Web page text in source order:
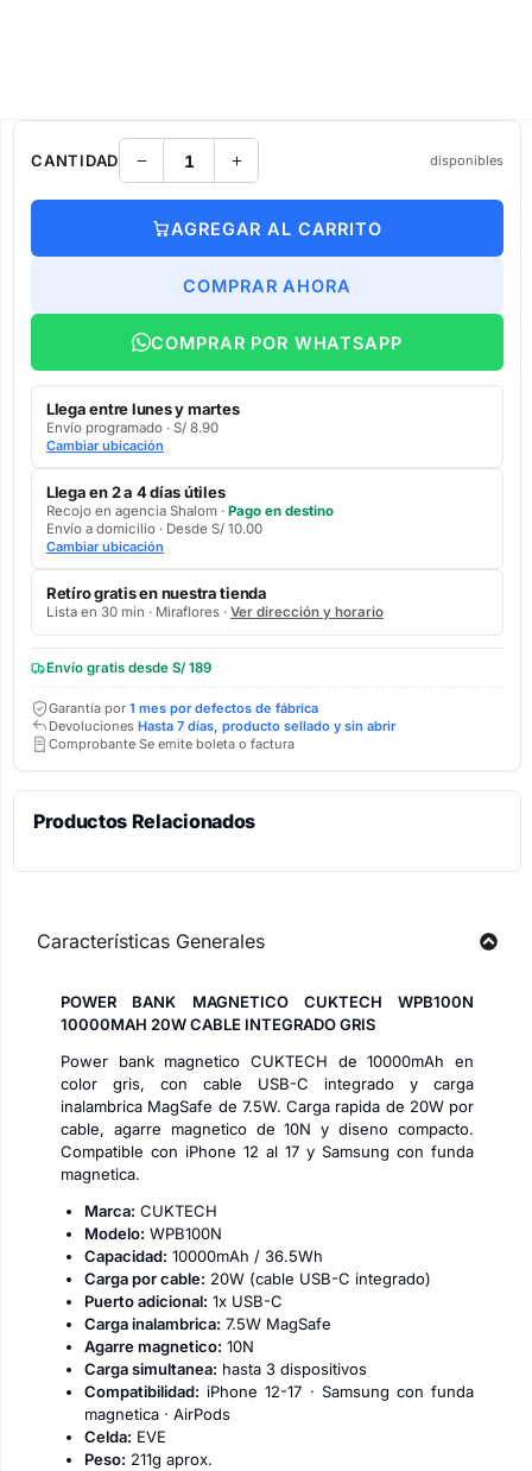
CANTIDAD disponibles
AGREGAR AL CARRITO
COMPRAR AHORA
COMPRAR POR WHATSAPP
Llega entre lunes y martes
Envío programado · S/ 8.90
Cambiar ubicación
Llega en 2 a 4 días útiles
Recojo en agencia Shalom · Pago en destino
Envío a domicilio · Desde S/ 10.00
Cambiar ubicación
Retíro gratis en nuestra tienda
Lista en 30 min · Miraflores · Ver dirección y horario
Envío gratis desde S/ 189
Garantía por 1 mes por defectos de fábrica
Devoluciones Hasta 7 días, producto sellado y sin abrir
Comprobante Se emite boleta o factura
Productos Relacionados
Características Generales
POWER BANK MAGNETICO CUKTECH WPB100N
10000MAH 20W CABLE INTEGRADO GRIS
Power bank magnetico CUKTECH de 10000mAh en
color gris, con cable USB-C integrado y carga
inalambrica MagSafe de 7.5W. Carga rapida de 20W por
cable, agarre magnetico de 10N y diseno compacto.
Compatible con iPhone 12 al 17 y Samsung con funda
magnetica.
Marca: CUKTECH
Modelo: WPB100N
Capacidad: 10000mAh / 36.5Wh
Carga por cable: 20W (cable USB-C integrado)
Puerto adicional: 1x USB-C
Carga inalambrica: 7.5W MagSafe
Agarre magnetico: 10N
Carga simultanea: hasta 3 dispositivos
Compatibilidad: iPhone 12-17 · Samsung con funda
magnetica · AirPods
Celda: EVE
Peso: 211g aprox.